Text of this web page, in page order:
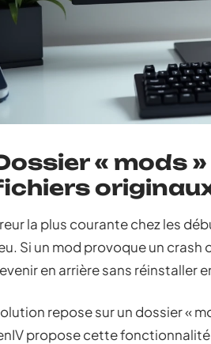
« mods
originaux
la plus courante chez les
Si un mod provoque un
en arrière sans réinstaller
repose sur un dossier «
propose cette